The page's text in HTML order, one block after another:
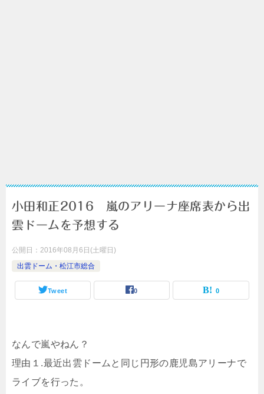
小田和正2016 嵐のアリーナ座席表から出
雲ドームを予想する
公開日： 2016年08月6日(土曜日)
出雲ドーム・松江市総合
Tweet 0 0
なんで嵐やねん？
理由１.最近出雲ドームと同じ円形の鹿児島アリーナで
ライブを行った。